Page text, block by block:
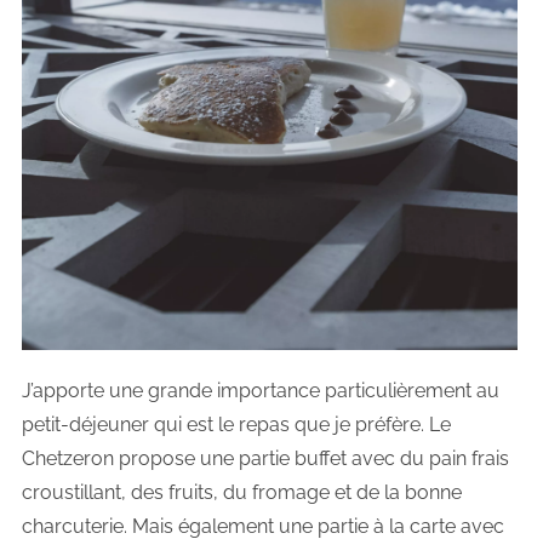
J’apporte une grande importance particulièrement au
petit-déjeuner qui est le repas que je préfère. Le
Chetzeron propose une partie buffet avec du pain frais
croustillant, des fruits, du fromage et de la bonne
charcuterie. Mais également une partie à la carte avec